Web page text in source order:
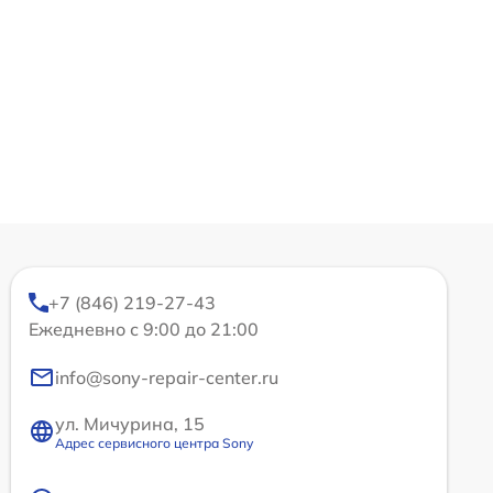
+7 (846) 219-27-43
Ежедневно с 9:00 до 21:00
info@sony-repair-center.ru
ул. Мичурина, 15
Адрес сервисного центра Sony